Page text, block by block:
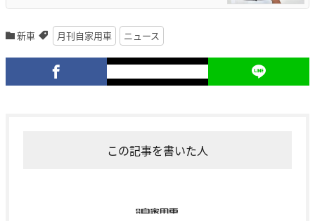
新車 月刊自家用車 ニュース
この記事を書いた人